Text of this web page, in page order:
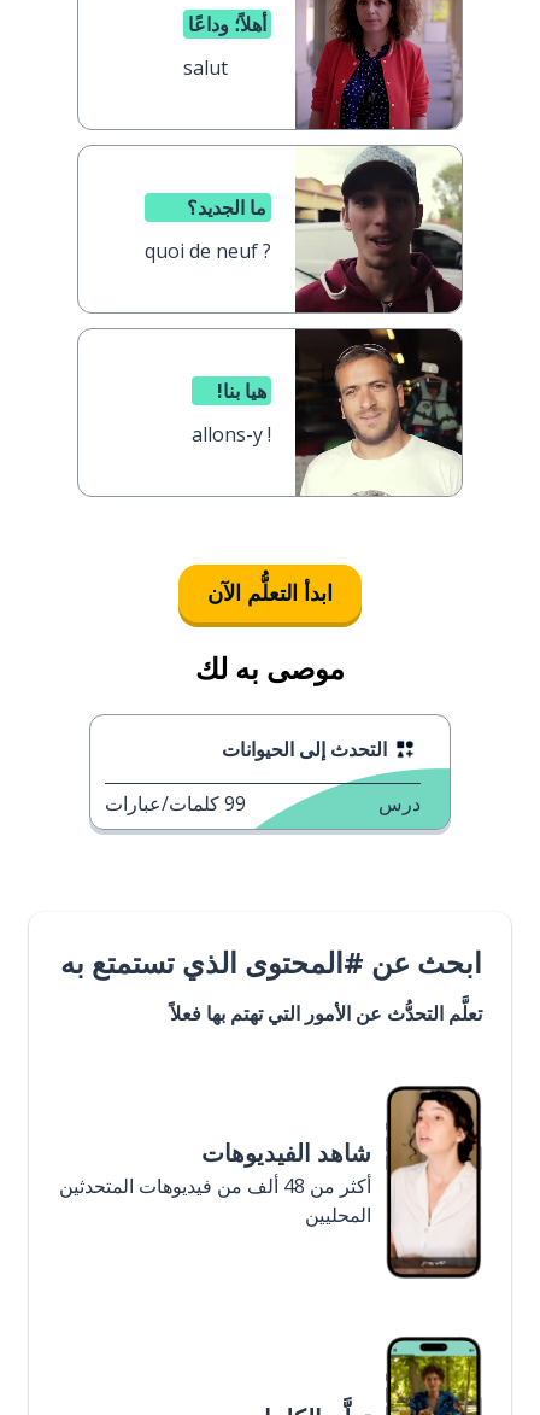
أهلاً؛ وداعًا
salut
ما الجديد؟
quoi de neuf ?
هيا بنا!
allons-y !
ابدأ التعلُّم الآن
موصى به لك
التحدث إلى الحيوانات
درس 99كلمات/عبارات
ابحث عن #المحتوى الذي تستمتع به
تعلَّم التحدُّث عن الأمور التي تهتم بها فعلاً
شاهد الفيديوهات
أكثر من 48 ألف من فيديوهات المتحدثين
المحليين